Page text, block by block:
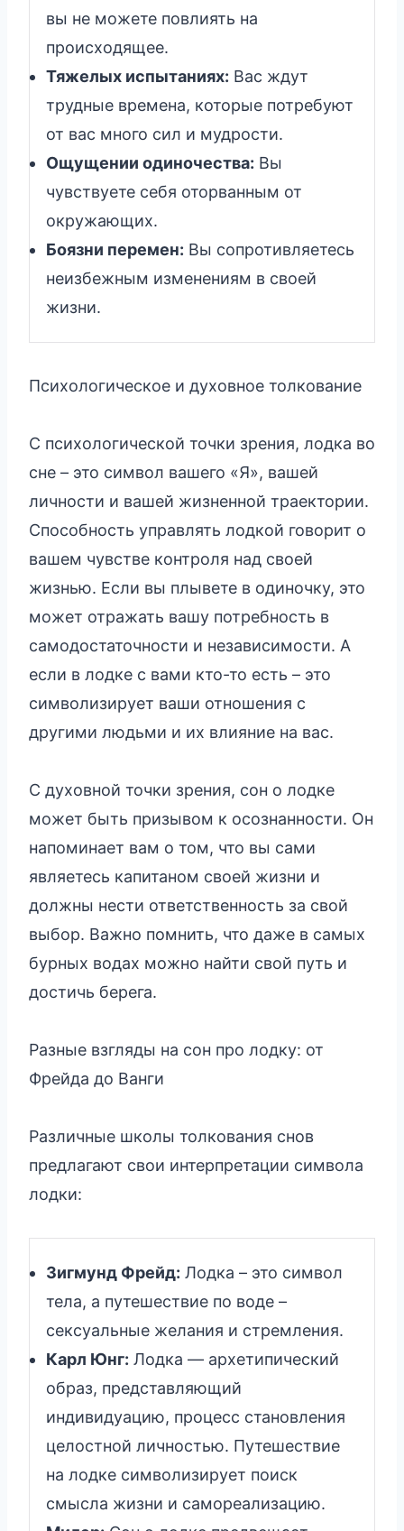
вы не можете повлиять на
происходящее.
Тяжелых испытаниях: Вас ждут
трудные времена, которые потребуют
от вас много сил и мудрости.
Ощущении одиночества: Вы
чувствуете себя оторванным от
окружающих.
Боязни перемен: Вы сопротивляетесь
неизбежным изменениям в своей
жизни.
Психологическое и духовное толкование
С психологической точки зрения, лодка во
сне – это символ вашего «Я», вашей
личности и вашей жизненной траектории.
Способность управлять лодкой говорит о
вашем чувстве контроля над своей
жизнью. Если вы плывете в одиночку, это
может отражать вашу потребность в
самодостаточности и независимости. А
если в лодке с вами кто-то есть – это
символизирует ваши отношения с
другими людьми и их влияние на вас.
С духовной точки зрения, сон о лодке
может быть призывом к осознанности. Он
напоминает вам о том, что вы сами
являетесь капитаном своей жизни и
должны нести ответственность за свой
выбор. Важно помнить, что даже в самых
бурных водах можно найти свой путь и
достичь берега.
Разные взгляды на сон про лодку: от
Фрейда до Ванги
Различные школы толкования снов
предлагают свои интерпретации символа
лодки:
Зигмунд Фрейд: Лодка – это символ
тела, а путешествие по воде –
сексуальные желания и стремления.
Карл Юнг: Лодка — архетипический
образ, представляющий
индивидуацию, процесс становления
целостной личностью. Путешествие
на лодке символизирует поиск
смысла жизни и самореализацию.